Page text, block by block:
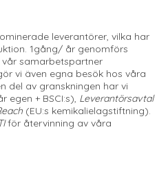
leverantörer, vilka har
1gång/ år genomförs
samarbetspartner
vi även egna besök hos våra
del av granskningen har vi
egen + BSCI:s), Leverantörsavtal
(EU:s kemikalielagstiftning).
för återvinning av våra